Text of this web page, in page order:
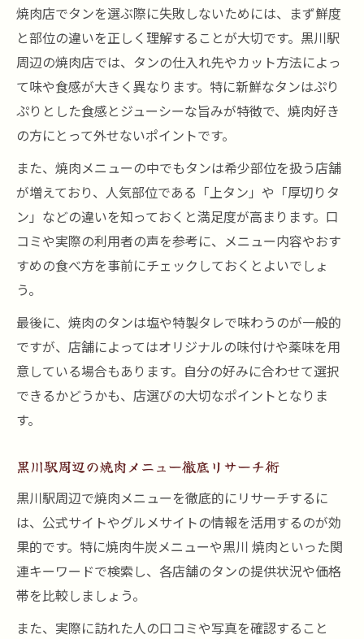
焼肉タンの魅力を引き立てる特製タレの秘
密
焼肉タンをより美味しくする焼き方の工夫
宴会シーンにおすすめな焼肉タン体験
宴会に最適な焼肉タンコースの選び方
焼肉宴会でタンを味わうおすすめ演出法
焼肉タンが主役の宴会プラン活用ポイント
焼肉店で個室を使ったタン宴会の魅力
焼肉で味わう極上タンの楽しみ方解説
焼肉ファン直伝のタンの食べ方アレンジ
焼肉タンと相性抜群なドリンクの選び方
焼肉タンを主役にしたコースの楽しみ方
焼肉店のタンで満足度を高めるコツ紹介
焼肉タンを選ぶ際に重視したいポイント
焼肉タンの希少部位を見分けるコツ
焼肉でタンを注文する時の注意事項
焼肉タン事情の最新トレンドとその魅力
希少部位タンを堪能する焼肉の新たな発見
焼肉で楽しむ希少タン部位の種類と特徴
焼肉店でタンを選ぶ際に失敗しないためには、まず鮮度
と部位の違いを正しく理解することが大切です。黒川駅
周辺の焼肉店では、タンの仕入れ先やカット方法によっ
て味や食感が大きく異なります。特に新鮮なタンはぷり
ぷりとした食感とジューシーな旨みが特徴で、焼肉好き
の方にとって外せないポイントです。
また、焼肉メニューの中でもタンは希少部位を扱う店舗
が増えており、人気部位である「上タン」や「厚切りタ
ン」などの違いを知っておくと満足度が高まります。口
コミや実際の利用者の声を参考に、メニュー内容やおす
すめの食べ方を事前にチェックしておくとよいでしょ
う。
最後に、焼肉のタンは塩や特製タレで味わうのが一般的
ですが、店舗によってはオリジナルの味付けや薬味を用
意している場合もあります。自分の好みに合わせて選択
できるかどうかも、店選びの大切なポイントとなりま
す。
黒川駅周辺の焼肉メニュー徹底リサーチ術
黒川駅周辺で焼肉メニューを徹底的にリサーチするに
は、公式サイトやグルメサイトの情報を活用するのが効
果的です。特に焼肉牛炭メニューや黒川 焼肉といった関
連キーワードで検索し、各店舗のタンの提供状況や価格
帯を比較しましょう。
また、実際に訪れた人の口コミや写真を確認すること